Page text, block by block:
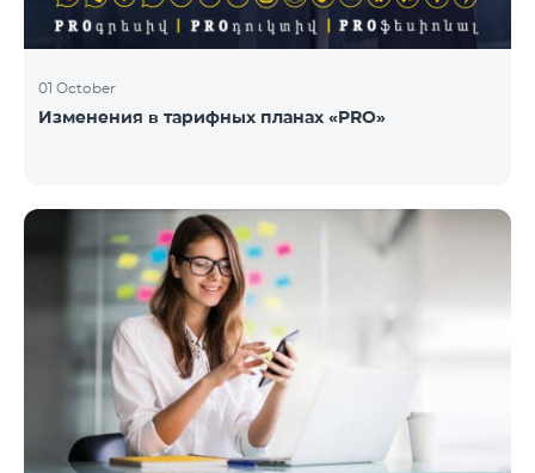
01 October
Изменения в тарифных планах «PRO»